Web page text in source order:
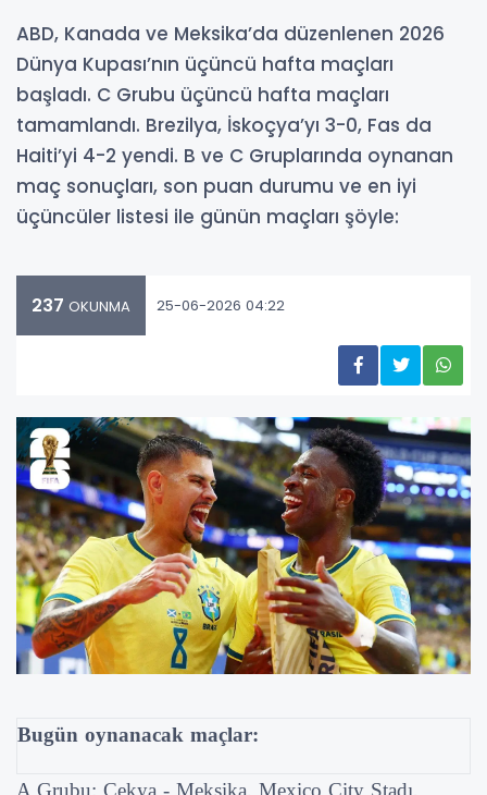
ABD, Kanada ve Meksika’da düzenlenen 2026
Dünya Kupası’nın üçüncü hafta maçları
başladı. C Grubu üçüncü hafta maçları
tamamlandı. Brezilya, İskoçya’yı 3-0, Fas da
Haiti’yi 4-2 yendi. B ve C Gruplarında oynanan
maç sonuçları, son puan durumu ve en iyi
üçüncüler listesi ile günün maçları şöyle:
237 OKUNMA 25-06-2026 04:22
Bugün oynanacak maçlar:
A Grubu: Çekya - Meksika, Mexico City Stadı,